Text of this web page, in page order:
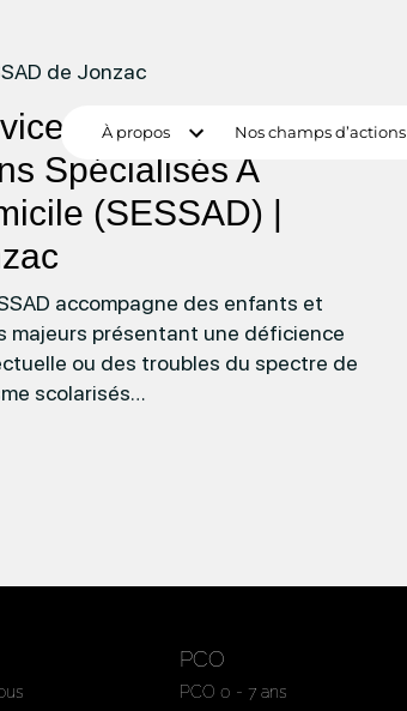
À propos Nos champs d’actions
d’Education et de
Spécialisés A
(SESSAD) |
accompagne des enfants et
majeurs présentant une déficience
ou des troubles du spectre de
scolarisés…
PCO
PCO 0 - 7 ans